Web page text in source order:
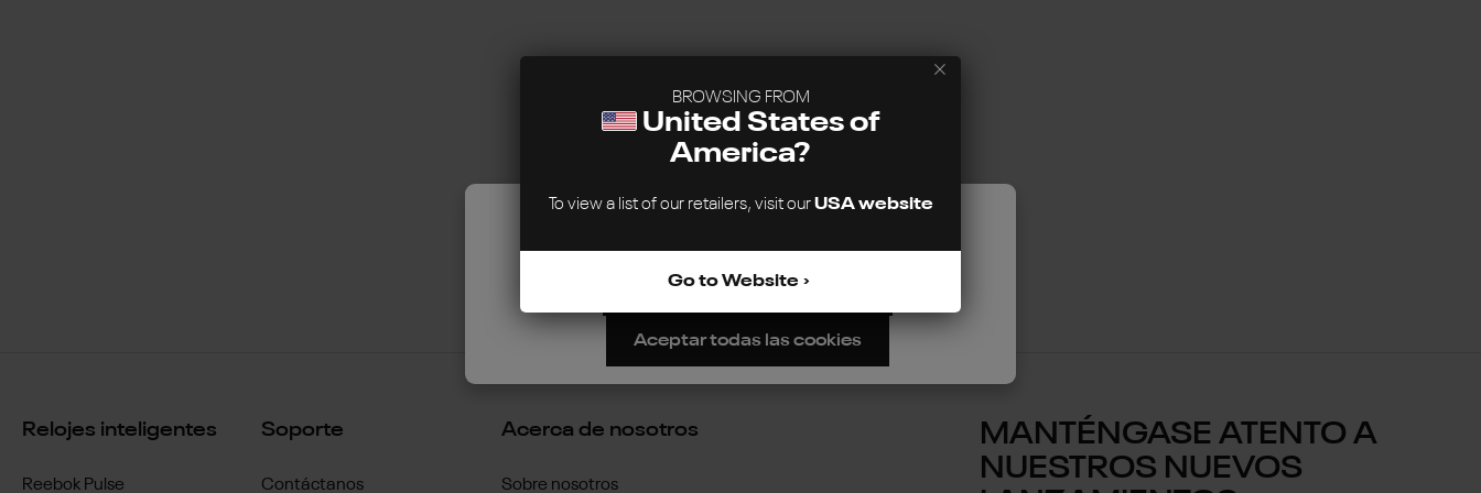
Relojes inteligentes
Reebok Pulse
Soporte
Contáctanos
Acerca de nosotros
Sobre nosotros
MANTÉNGASE ATENTO A
NUESTROS NUEVOS
Este sitio web utiliza cookies para garantizar la mejor experiencia
Rechazar
Configurar
Aceptar todas las cookies
BROWSING FROM
United States of
America?
To view a list of our retailers, visit ourUSA website
Go to Website